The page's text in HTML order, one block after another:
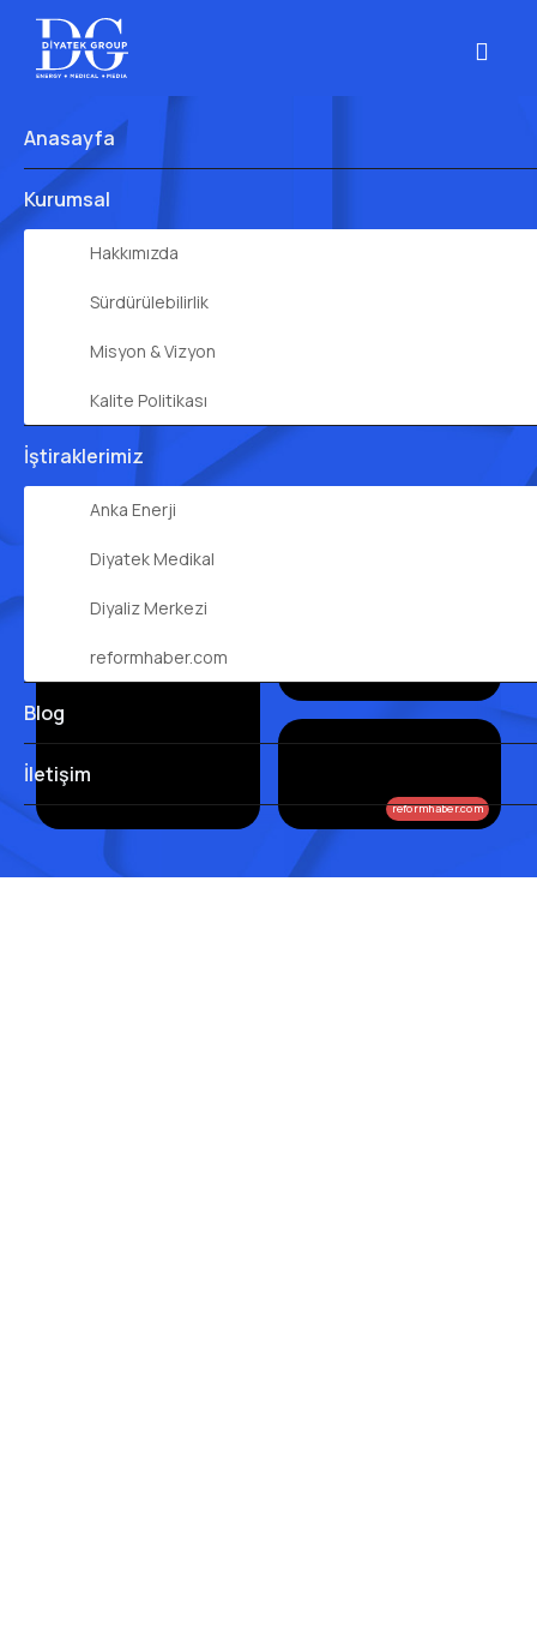
Anasayfa
Kurumsal
Hakkımızda
Sürdürülebilirlik
Misyon & Vizyon
Kalite Politikası
İştiraklerimiz
Anka Enerji
Diyatek Medikal
Diyaliz Merkezi
reformhaber.com
Blog
İletişim